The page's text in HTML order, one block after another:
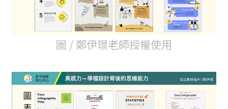
圖 / 鄭伊璟老師授權使用